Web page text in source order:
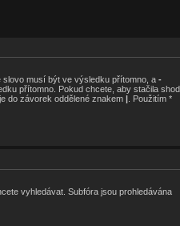
slovo musí být ve výsledku přítomno, a -
přítomno. Pokud chcete, aby stačila
do závorek oddělené znakem
. Použitím *
vyhledávat. Subfóra jsou prohledávána